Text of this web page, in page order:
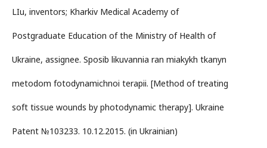
LIu, inventors; Kharkiv Medical Academy of
Postgraduate Education of the Ministry of Health of
Ukraine, assignee. Sposib likuvannia ran miakykh tkanyn
metodom fotodynamichnoi terapii. [Method of treating
soft tissue wounds by photodynamic therapy]. Ukraine
Patent №103233. 10.12.2015. (in Ukrainian)